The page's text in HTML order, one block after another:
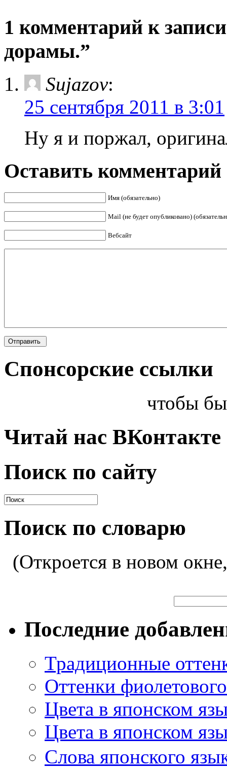
1 комментарий к
дорамы.”
Sujazov:
25 сентября 2011 в 3:01
Ну я и поржал,
Оставить комментарий
Имя (обязательно)
Mail (не будет опубликовано)
Вебсайт
Спонсорские ссылки
чтобы
Читай нас ВКонтакте
Поиск по сайту
Поиск по словарю
(Откроется в новом
Последние
Традиционные
Оттенки
Цвета в японском
Цвета в японском
Слова японского